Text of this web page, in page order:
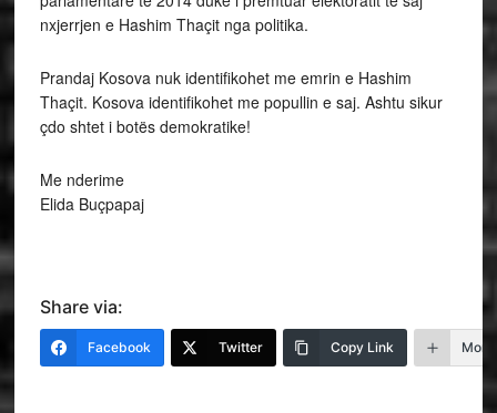
nxjerrjen e Hashim Thaçit nga politika.
Prandaj Kosova nuk identifikohet me emrin e Hashim
Thaçit. Kosova identifikohet me popullin e saj. Ashtu sikur
çdo shtet i botës demokratike!
Me nderime
Elida Buçpapaj
Share via:
Facebook Twitter Copy Link More